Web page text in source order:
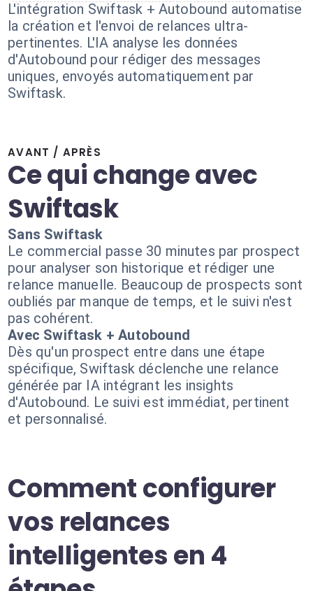
L'intégration Swiftask + Autobound automatise
la création et l'envoi de relances ultra-
pertinentes. L'IA analyse les données
d'Autobound pour rédiger des messages
uniques, envoyés automatiquement par
Swiftask.
AVANT / APRÈS
Ce qui change avec
Swiftask
Sans Swiftask
Le commercial passe 30 minutes par prospect
pour analyser son historique et rédiger une
relance manuelle. Beaucoup de prospects sont
oubliés par manque de temps, et le suivi n'est
pas cohérent.
Avec Swiftask + Autobound
Dès qu'un prospect entre dans une étape
spécifique, Swiftask déclenche une relance
générée par IA intégrant les insights
d'Autobound. Le suivi est immédiat, pertinent
et personnalisé.
Comment configurer
vos relances
intelligentes en 4